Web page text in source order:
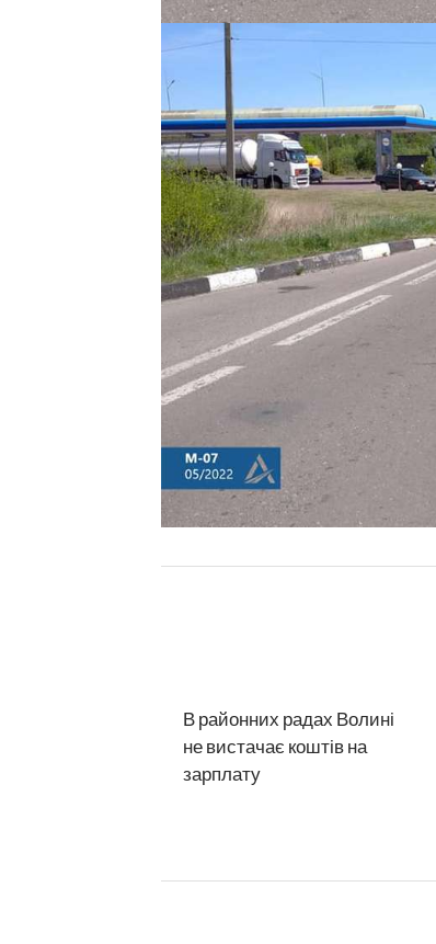
В районних радах Волині
не вистачає коштів на
зарплату